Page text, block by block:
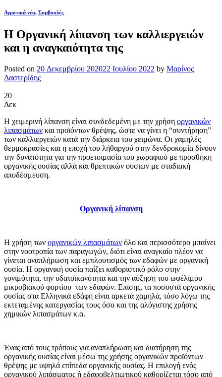
Αγροτικά νέα, Συμβουλές
Η Οργανική λίπανση των καλλιεργειών
και η αναγκαιότητα της
Posted on 20 Δεκεμβρίου 202022 Ιουλίου 2022 by Μαρίνος
Δαστερίδης
20
Δεκ
Η χειμερινή λίπανση είναι συνδεδεμένη με την χρήση οργανικών
λιπασμάτων και προϊόντων θρέψης, ώστε να γίνει η “συντήρηση”
των καλλιεργειών κατά την διάρκεια του χειμώνα. Οι χαμηλές
θερμοκρασίες και η εποχή του λήθαργού στην δενδροκομία δίνουν
την δυνατότητα για την προετοιμασία του χωραφιού με προσθήκη
οργανικής ουσίας αλλά και θρεπτικών ουσιών με σταδιακή
αποδέσμευση.
Οργανική λίπανση
Η χρήση των οργανικών λιπασμάτων όλο και περισσότερο μπαίνει
στην νοοτροπία των παραγωγών, διότι είναι αναγκαίο πλέον να
γίνεται αναπλήρωση και εμπλουτισμός των εδαφών με οργανική
ουσία. Η οργανική ουσία παίζει καθοριστικό ρόλο στην
γονιμότητα, την υδατοϊκανότητα και την αύξηση του ωφέλιμου
μικροβιακού φορτίου των εδαφών. Επίσης, τα ποσοστά οργανικής
ουσίας στα Ελληνικά εδάφη είναι αρκετά χαμηλά, τόσο λόγω της
εκτεταμένης κατεργασίας τους όσο και της αλόγιστης χρήσης
χημικών λιπασμάτων κ.α.
Ένας από τους τρόπους για αναπλήρωση και διατήρηση της
οργανικής ουσίας είναι μέσω της χρήσης οργανικών προϊόντων
θρέψης με υψηλά επίπεδα οργανικής ουσίας. Η επιλογή ενός
οργανικού λιπάσματος ή εδαφοβελτιωτικού καθορίζεται τόσο από